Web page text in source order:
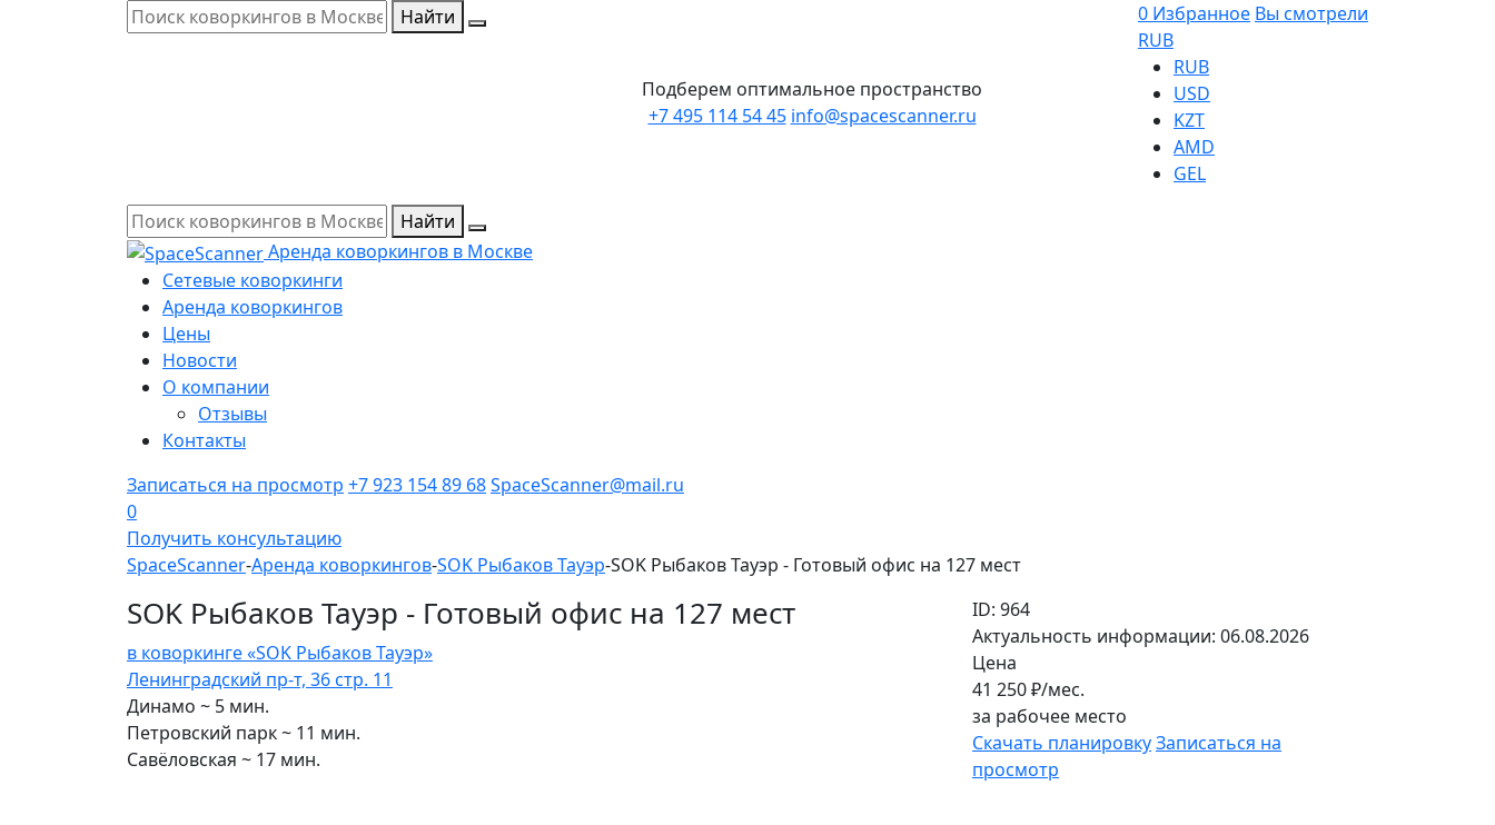
Найти
Подберем оптимальное пространство
+7 495 114 54 45 info@spacescanner.ru
0 Избранное Вы смотрели
RUB
RUB
USD
KZT
AMD
GEL
Найти
Аренда коворкингов в Москве
Сетевые коворкинги
Аренда коворкингов
Цены
Новости
О компании
Отзывы
Контакты
Записаться на просмотр +7 923 154 89 68SpaceScanner@mail.ru
0
Получить консультацию
SpaceScanner-Аренда коворкингов-SOK Рыбаков Тауэр-SOK Рыбаков Тауэр - Готовый офис на 127 мест
SOK Рыбаков Тауэр - Готовый офис на 127 мест
в коворкинге «SOK Рыбаков Тауэр»
Ленинградский пр-т, 36 стр. 11
Динамо ~ 5 мин.
Петровский парк ~ 11 мин.
Савёловская ~ 17 мин.
ID: 964
Актуальность информации: 06.08.2026
Цена
41 250₽/мес.
за рабочее место
Скачать планировкуЗаписаться на
просмотр